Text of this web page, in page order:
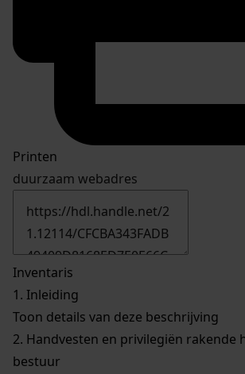
Printen
duurzaam webadres
Inventaris
1. Inleiding
Toon details van deze beschrijving
2. Handvesten en privilegiën rakende
bestuur